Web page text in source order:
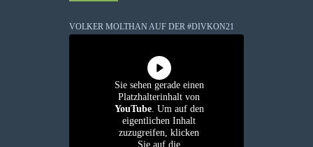
VOLKER MOLTHAN AUF DER #DIVKON21
Sie sehen gerade einen
Platzhalterinhalt von
YouTube. Um auf den
eigentlichen Inhalt
zuzugreifen, klicken
Sie auf die